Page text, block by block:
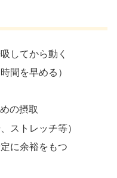
してから動く
間を早める）
の摂取
ストレッチ等）
に余裕をもつ